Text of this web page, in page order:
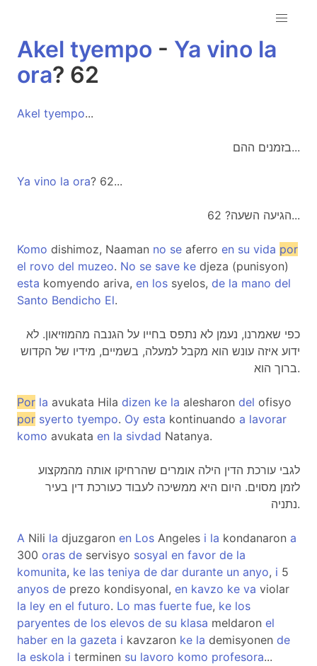
Akel tyempo - Ya vino la
ora? 62
Akel tyempo...
בזמנים ההם...
Ya vino la ora? 62...
הגיעה השעה? 62...
Komo dishimoz, Naaman no se aferro en su vida por
el rovo del muzeo. No se save ke djeza (punisyon)
esta komyendo ariva, en los syelos, de la mano del
Santo Bendicho El.
כפי שאמרנו, נעמן לא נתפס בחייו על הגנבה מהמוזיאון. לא
ידוע איזה עונש הוא מקבל למעלה, בשמיים, מידיו של הקדוש
ברוך הוא.
Por la avukata Hila dizen ke la alesharon del ofisyo
por syerto tyempo. Oy esta kontinuando a lavorar
komo avukata en la sivdad Natanya.
לגבי עורכת הדין הילה אומרים שהרחיקו אותה מהמקצוע
לזמן מסוים. היום היא ממשיכה לעבוד כעורכת דין בעיר
נתניה.
A Nili la djuzgaron en Los Angeles i la kondanaron a
300 oras de servisyo sosyal en favor de la
komunita, ke las teniya de dar durante un anyo, i 5
anyos de prezo kondisyonal, en kavzo ke va violar
la ley en el futuro. Lo mas fuerte fue, ke los
paryentes de los elevos de su klasa meldaron el
haber en la gazeta i kavzaron ke la demisyonen de
la eskola i terminen su lavoro komo profesora...